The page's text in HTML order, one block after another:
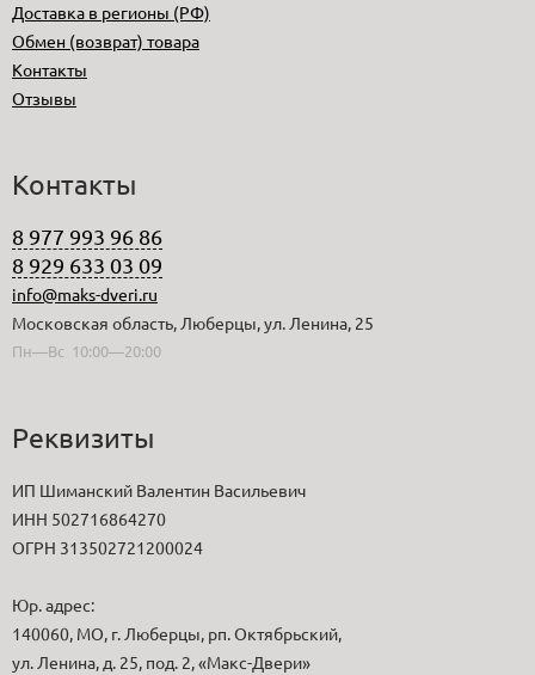
Доставка в регионы (РФ)
Обмен (возврат) товара
Контакты
Отзывы
Контакты
8 977 993 96 86
8 929 633 03 09
info@maks-dveri.ru
Московская область, Люберцы, ул. Ленина, 25
Пн—Вс 10:00—20:00
Реквизиты
ИП Шиманский Валентин Васильевич
ИНН 502716864270
ОГРН 313502721200024
Юр. адрес:
140060, МО, г. Люберцы, рп. Октябрьский,
ул. Ленина, д. 25, под. 2, «Макс-Двери»